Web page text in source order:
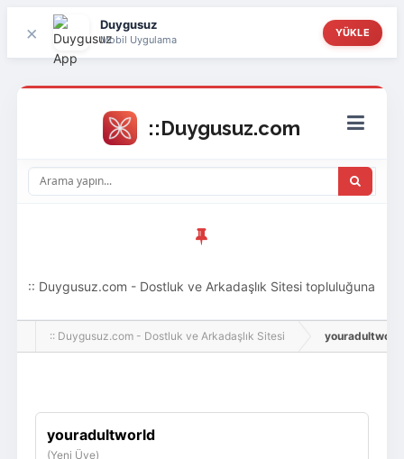
× Duygusuz
Mobil Uygulama
YÜKLE
:: Duygusuz.com - Dostluk ve Arkadaşlık Sitesi topluluğuna
hoş geldin ziyaretçi! Aramıza katılmak istersen kayıt
:: Duygusuz.com - Dostluk ve Arkadaşlık Sitesi
youradultworld
(Yeni Üye)